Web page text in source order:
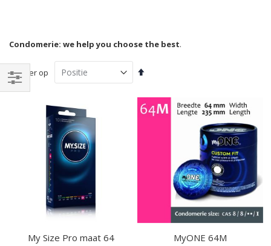
Condomerie: we help you choose the best.
Sorteer op
Van
laag
sorteren
My Size Pro maat 64 MyONE 64M
Filteren